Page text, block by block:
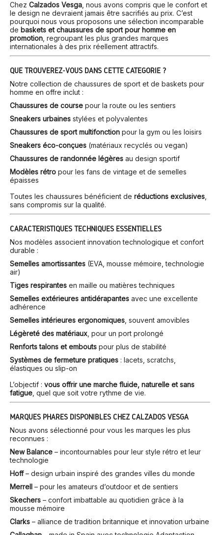
Chez Calzados Vesga, nous avons compris que le confort et
le design ne devraient jamais être sacrifiés au prix. C’est
pourquoi nous vous proposons une sélection incomparable
de baskets et chaussures de sport pour homme en
promotion, regroupant les plus grandes marques
internationales à des prix réellement attractifs.
QUE TROUVEREZ-VOUS DANS CETTE CATÉGORIE ?
Notre collection de chaussures de sport et de baskets pour
homme en offre inclut :
Chaussures de course pour la route ou les sentiers
Sneakers urbaines stylées et polyvalentes
Chaussures de sport multifonction pour la gym ou les loisirs
Sneakers éco-conçues (matériaux recyclés ou vegan)
Chaussures de randonnée légères au design sportif
Modèles rétro pour les fans de vintage et de semelles
épaisses
Toutes les chaussures bénéficient de réductions exclusives,
sans compromis sur la qualité.
CARACTÉRISTIQUES TECHNIQUES ESSENTIELLES
Nos modèles associent innovation technologique et confort
durable :
Semelles amortissantes (EVA, mousse mémoire, technologie
air)
Tiges respirantes en maille ou matières techniques
Semelles extérieures antidérapantes avec une excellente
adhérence
Semelles intérieures ergonomiques, souvent amovibles
Légèreté des matériaux, pour un port prolongé
Renforts talons et embouts pour plus de stabilité
Systèmes de fermeture pratiques : lacets, scratchs,
élastiques ou slip-on
L’objectif : vous offrir une marche fluide, naturelle et sans
fatigue, quel que soit votre rythme de vie.
MARQUES PHARES DISPONIBLES CHEZ CALZADOS VESGA
Nous avons sélectionné pour vous les marques les plus
reconnues :
New Balance – incontournables pour leur style rétro et leur
technologie
Hoff– design urbain inspiré des grandes villes du monde
Merrell – pour les amateurs d’outdoor et de sentiers
Skechers – confort imbattable au quotidien grâce à la
mousse mémoire
Clarks – alliance de tradition britannique et innovation urbaine